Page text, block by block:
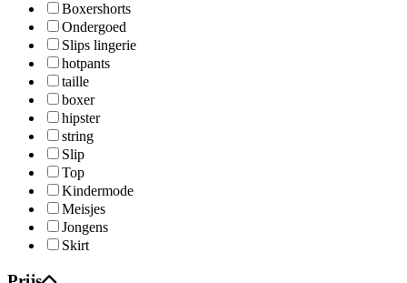
Boxershorts
Ondergoed
Slips lingerie
hotpants
taille
boxer
hipster
string
Slip
Top
Kindermode
Meisjes
Jongens
Skirt